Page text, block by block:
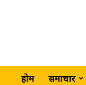
होम समाचार